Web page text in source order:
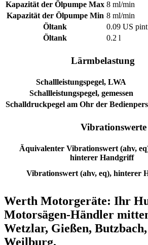
Kapazität der Ölpumpe Max 8 ml/min
Kapazität der Ölpumpe Min 8 ml/min
Öltank
0.09 US pint
Öltank
0.2 l
Lärmbelastung
Schallleistungspegel, LWA
Schallleistungspegel, gemessen
Schalldruckpegel am Ohr der
Vibrationswerte
Äquivalenter Vibrationswert (ahv,
hinterer Handgriff
Vibrationswert (ahv, eq), hinterer
Werth Motorgeräte: Ihr
Motorsägen-Händler
Wetzlar, Gießen,
Weilburg.